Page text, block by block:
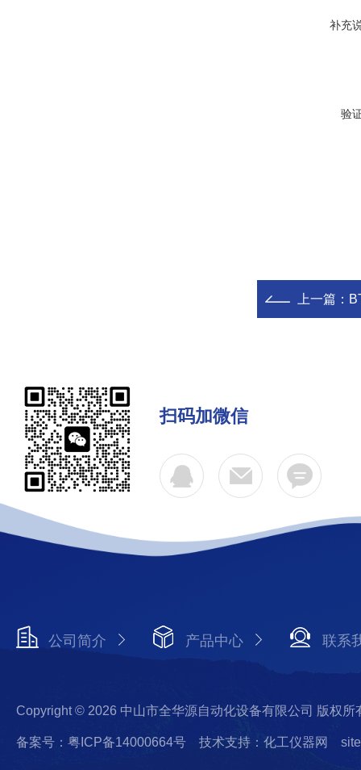
补充
验
上一篇：
扫码加微信
公司简介 产品中心 联系
Copyright © 2026 中山市全华源自动化设备有限公司 版权所
备案号：粤ICP备14000664号 技术支持：化工仪器网